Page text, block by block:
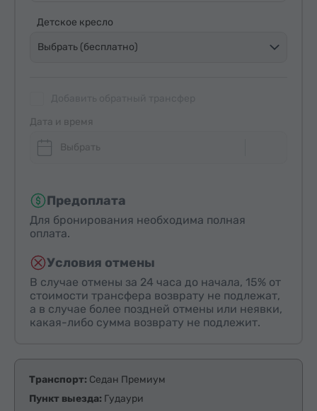
Детское кресло
Выбрать (бесплатно)
Дата и время
Выбрать
Предоплата
Для бронирования необходима полная
оплата.
Условия отмены
В случае отмены за 24 часа до начала, 15% от
стоимости трансфера возврату не подлежат,
а в случае более поздней отмены или неявки,
какая-либо сумма возврату не подлежит.
Транспорт: Седан Премиум
Пункт выезда: Гудаури